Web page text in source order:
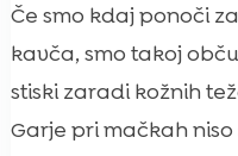
Če smo kdaj ponoči
kavča, smo takoj
stiski zaradi kožnih
Garje pri mačkah